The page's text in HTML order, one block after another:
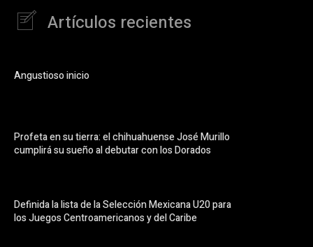
Artículos recientes
Angustioso inicio
Profeta en su tierra: el chihuahuense José Murillo
cumplirá su sueño al debutar con los Dorados
Definida la lista de la Selección Mexicana U20 para
los Juegos Centroamericanos y del Caribe